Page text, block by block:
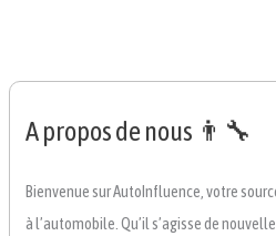
A propos de nous 👨‍🔧
Bienvenue sur AutoInfluence, votre
à l’automobile. Qu’il s’agisse de